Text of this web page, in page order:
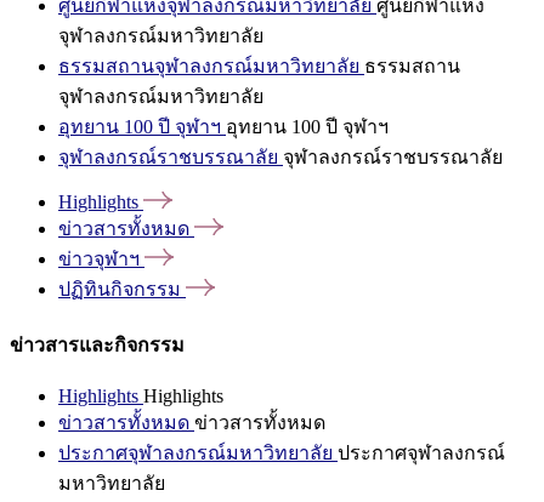
ศูนย์กีฬาแห่งจุฬาลงกรณ์มหาวิทยาลัย ศูนย์กีฬาแห่ง
จุฬาลงกรณ์มหาวิทยาลัย
ธรรมสถานจุฬาลงกรณ์มหาวิทยาลัย ธรรมสถาน
จุฬาลงกรณ์มหาวิทยาลัย
อุทยาน 100 ปี จุฬาฯ อุทยาน 100 ปี จุฬาฯ
จุฬาลงกรณ์ราชบรรณาลัย จุฬาลงกรณ์ราชบรรณาลัย
Highlights
ข่าวสารทั้งหมด
ข่าวจุฬาฯ
ปฏิทินกิจกรรม
ข่าวสารและกิจกรรม
Highlights Highlights
ข่าวสารทั้งหมด ข่าวสารทั้งหมด
ประกาศจุฬาลงกรณ์มหาวิทยาลัย ประกาศจุฬาลงกรณ์
มหาวิทยาลัย